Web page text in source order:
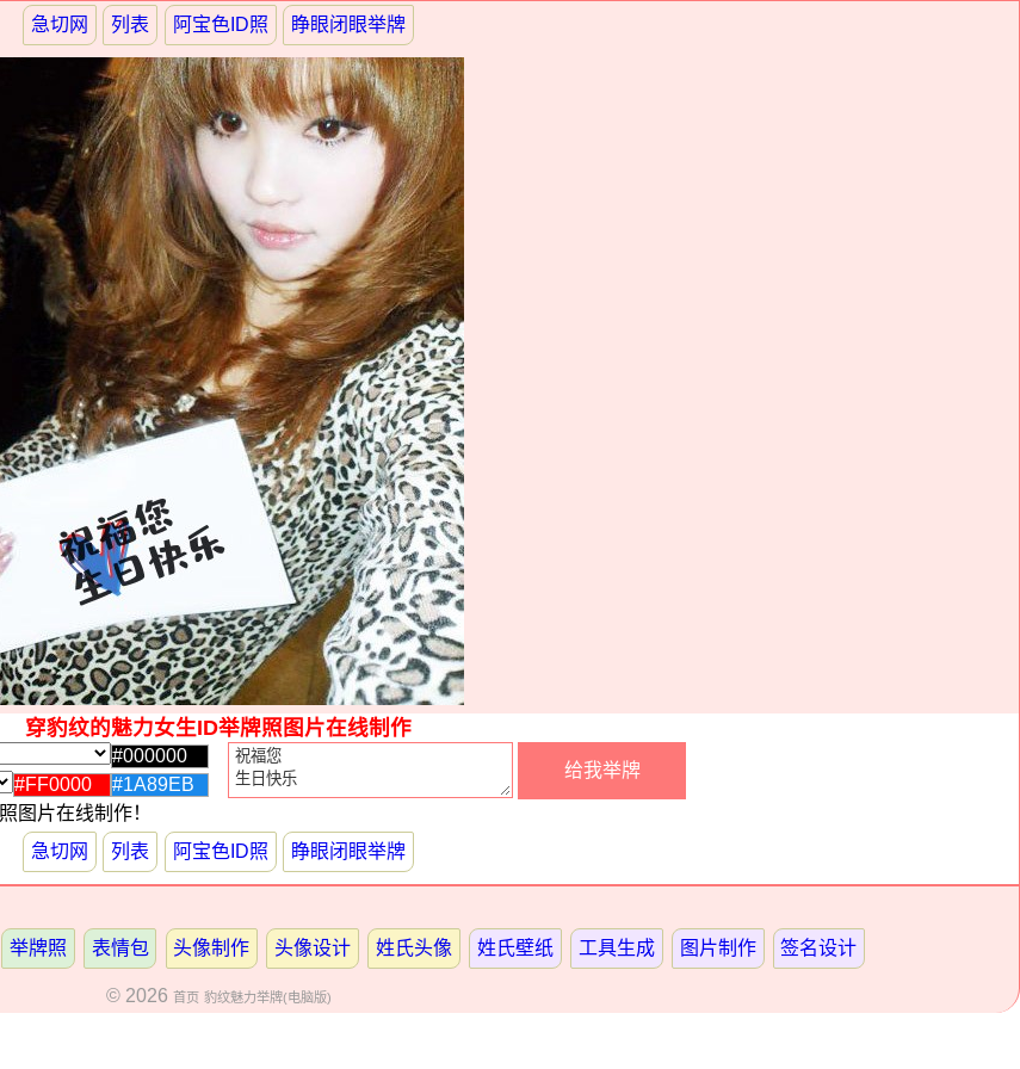
急切网 列表 阿宝色ID照 睁眼闭眼举牌
穿豹纹的魅力女生ID举牌照图片在线制作
图片在线制作！
急切网
列表 阿宝色ID照 睁眼闭眼举牌
举牌照 表情包 头像制作 头像设计 姓氏头像 姓氏壁纸 工具生成 图片制作 签名设计
© 2026 首页 豹纹魅力举牌(电脑版)